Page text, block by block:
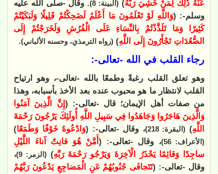
عَنْهُ ذَلِكَ لِمَنْ خَشِيَ رَبَّهُ) (البينة: 8)
. وقال -صلى الله عليه
وسلم-: (وَاللَّهِ لَوْ تَعْلَمُونَ مَا أَعْلَمُ لَضَحِكْتُمْ قَلِيلًا وَلَبَكَيْتُمْ
كَثِيرًا وَمَا تَلَذَّذْتُمْ بِالنِّسَاءِ عَلَى الْفُرُشِ وَلَخَرَجْتُمْ إِلَى
الصُّعُدَاتِ تَجْأَرُونَ إِلَى اللَّهِ) (رواه الترمذي، وحسنه الألباني).
رجاء القلب في الله -تعالى-:
وهو تعلق القلب رغبةً وطمعًا بالله -تعالى-، وهو ارتياح
القلب لانتظار ما هو محبوب عنده بعد الأخذ بأسبابه، وهذا
من صفات أهل الإيمان؛ قال -تعالى-: (إِنَّ الَّذِينَ آمَنُوا
وَالَّذِينَ هَاجَرُوا وَجَاهَدُوا فِي سَبِيلِ اللَّهِ أُولَئِكَ يَرْجُونَ رَحْمَةَ
اللَّهِ) (البقرة: 218) ، وقال -تعالى-: (وَادْعُوهُ خَوْفًا وَطَمَعًا)
(الأعراف: 56) ، وقال -تعالى-: ( أَمَّنْ هُوَ قانِتٌ آناءَ اللَّيْلِ
ساجِدًا وَقائِمًا يَحْذَرُ الْآخِرَةَ وَيَرْجُو رَحْمَةَ رَبِّهِ)(الزمر: 9)
،
وقال -تعالى-: (تَتَجافَى جُنُوبُهُمْ عَنِ الْمَضاجِعِ يَدْعُونَ رَبَّهُمْ